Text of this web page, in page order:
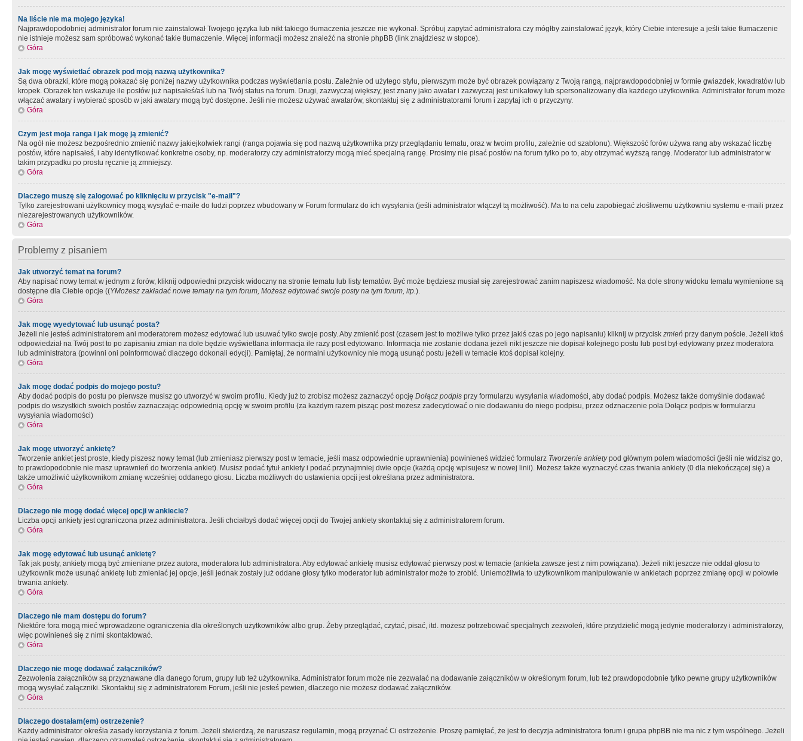
Na liście nie ma mojego języka!
Najprawdopodobniej administrator forum nie zainstalował Twojego języka lub nikt takiego tłumaczenia jeszcze nie wykonał. Spróbuj zapytać administratora czy mógłby zainstalować język, który Ciebie interesuje a jeśli takie tłumaczenie
nie istnieje możesz sam spróbować wykonać takie tłumaczenie. Więcej informacji możesz znaleźć na stronie phpBB (link znajdziesz w stopce).
Góra
Jak mogę wyświetlać obrazek pod moją nazwą użytkownika?
Są dwa obrazki, które mogą pokazać się poniżej nazwy użytkownika podczas wyświetlania postu. Zależnie od użytego stylu, pierwszym może być obrazek powiązany z Twoją rangą, najprawdopodobniej w formie gwiazdek, kwadratów lub
kropek. Obrazek ten wskazuje ile postów już napisałeś/aś lub na Twój status na forum. Drugi, zazwyczaj większy, jest znany jako awatar i zazwyczaj jest unikatowy lub spersonalizowany dla każdego użytkownika. Administrator forum może
włączać awatary i wybierać sposób w jaki awatary mogą być dostępne. Jeśli nie możesz używać awatarów, skontaktuj się z administratorami forum i zapytaj ich o przyczyny.
Góra
Czym jest moja ranga i jak mogę ją zmienić?
Na ogół nie możesz bezpośrednio zmienić nazwy jakiejkolwiek rangi (ranga pojawia się pod nazwą użytkownika przy przeglądaniu tematu, oraz w twoim profilu, zależnie od szablonu). Większość forów używa rang aby wskazać liczbę
postów, które napisałeś, i aby identyfikować konkretne osoby, np. moderatorzy czy administratorzy mogą mieć specjalną rangę. Prosimy nie pisać postów na forum tylko po to, aby otrzymać wyższą rangę. Moderator lub administrator w
takim przypadku po prostu ręcznie ją zmniejszy.
Góra
Dlaczego muszę się zalogować po kliknięciu w przycisk "e-mail"?
Tylko zarejestrowani użytkownicy mogą wysyłać e-maile do ludzi poprzez wbudowany w Forum formularz do ich wysyłania (jeśli administrator włączył tą możliwość). Ma to na celu zapobiegać złośliwemu użytkowniu systemu e-maili przez
niezarejestrowanych użytkowników.
Góra
Problemy z pisaniem
Jak utworzyć temat na forum?
Aby napisać nowy temat w jednym z forów, kliknij odpowiedni przycisk widoczny na stronie tematu lub listy tematów. Być może będziesz musiał się zarejestrować zanim napiszesz wiadomość. Na dole strony widoku tematu wymienione są
dostępne dla Ciebie opcje ((YMożesz zakładać nowe tematy na tym forum, Możesz edytować swoje posty na tym forum, itp.).
Góra
Jak mogę wyedytować lub usunąć posta?
Jeżeli nie jesteś administratorem ani moderatorem możesz edytować lub usuwać tylko swoje posty. Aby zmienić post (czasem jest to możliwe tylko przez jakiś czas po jego napisaniu) kliknij w przycisk zmień przy danym poście. Jeżeli ktoś
odpowiedział na Twój post to po zapisaniu zmian na dole będzie wyświetlana informacja ile razy post edytowano. Informacja nie zostanie dodana jeżeli nikt jeszcze nie dopisał kolejnego postu lub post był edytowany przez moderatora
lub administratora (powinni oni poinformować dlaczego dokonali edycji). Pamiętaj, że normalni użytkownicy nie mogą usunąć postu jeżeli w temacie ktoś dopisał kolejny.
Góra
Jak mogę dodać podpis do mojego postu?
Aby dodać podpis do postu po pierwsze musisz go utworzyć w swoim profilu. Kiedy już to zrobisz możesz zaznaczyć opcję Dołącz podpis przy formularzu wysyłania wiadomości, aby dodać podpis. Możesz także domyślnie dodawać
podpis do wszystkich swoich postów zaznaczając odpowiednią opcję w swoim profilu (za każdym razem pisząc post możesz zadecydować o nie dodawaniu do niego podpisu, przez odznaczenie pola Dołącz podpis w formularzu
wysyłania wiadomości)
Góra
Jak mogę utworzyć ankietę?
Tworzenie ankiet jest proste, kiedy piszesz nowy temat (lub zmieniasz pierwszy post w temacie, jeśli masz odpowiednie uprawnienia) powinieneś widzieć formularz Tworzenie ankietypod głównym polem wiadomości (jeśli nie widzisz go,
to prawdopodobnie nie masz uprawnień do tworzenia ankiet). Musisz podać tytuł ankiety i podać przynajmniej dwie opcje (każdą opcję wpisujesz w nowej linii). Możesz także wyznaczyć czas trwania ankiety (0 dla niekończącej się) a
także umożliwić użytkownikom zmianę wcześniej oddanego głosu. Liczba możliwych do ustawienia opcji jest określana przez administratora.
Góra
Dlaczego nie mogę dodać więcej opcji w ankiecie?
Liczba opcji ankiety jest ograniczona przez administratora. Jeśli chciałbyś dodać więcej opcji do Twojej ankiety skontaktuj się z administratorem forum.
Góra
Jak mogę edytować lub usunąć ankietę?
Tak jak posty, ankiety mogą być zmieniane przez autora, moderatora lub administratora. Aby edytować ankietę musisz edytować pierwszy post w temacie (ankieta zawsze jest z nim powiązana). Jeżeli nikt jeszcze nie oddał głosu to
użytkownik może usunąć ankietę lub zmieniać jej opcje, jeśli jednak zostały już oddane głosy tylko moderator lub administrator może to zrobić. Uniemożliwia to użytkownikom manipulowanie w ankietach poprzez zmianę opcji w połowie
trwania ankiety.
Góra
Dlaczego nie mam dostępu do forum?
Niektóre fora mogą mieć wprowadzone ograniczenia dla określonych użytkowników albo grup. Żeby przeglądać, czytać, pisać, itd. możesz potrzebować specjalnych zezwoleń, które przydzielić mogą jedynie moderatorzy i administratorzy,
więc powinieneś się z nimi skontaktować.
Góra
Dlaczego nie mogę dodawać załączników?
Zezwolenia załączników są przyznawane dla danego forum, grupy lub też użytkownika. Administrator forum może nie zezwalać na dodawanie załączników w określonym forum, lub też prawdopodobnie tylko pewne grupy użytkowników
mogą wysyłać załączniki. Skontaktuj się z administratorem Forum, jeśli nie jesteś pewien, dlaczego nie możesz dodawać załączników.
Góra
Dlaczego dostałam(em) ostrzeżenie?
Każdy administrator określa zasady korzystania z forum. Jeżeli stwierdzą, że naruszasz regulamin, mogą przyznać Ci ostrzeżenie. Proszę pamiętać, że jest to decyzja administratora forum i grupa phpBB nie ma nic z tym wspólnego. Jeżeli